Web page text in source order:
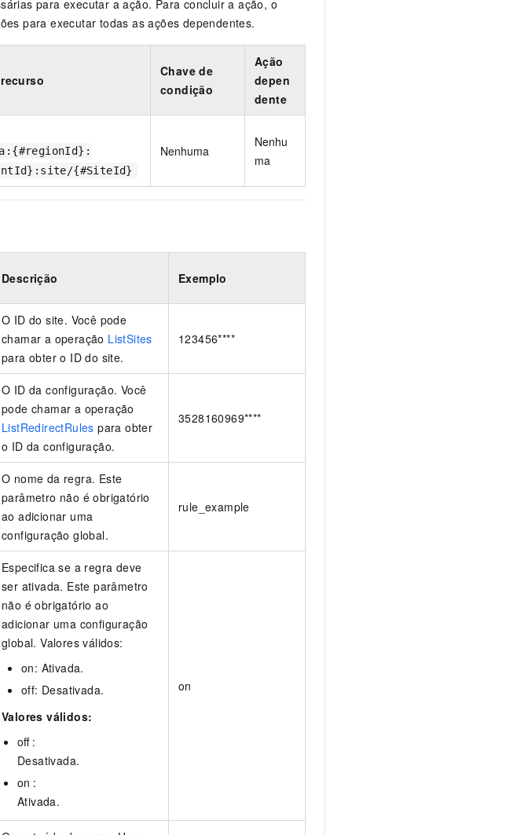
para executar a ação. Para concluir a ação, o
para executar todas as ações dependentes.
Chave de
condição
Ação
depen
dente
{#SiteId}
Nenhuma
Nenhu
ma
Descrição Exemplo
O ID do site. Você pode
chamar a operação ListSites
para obter o ID do site.
123456****
O ID da configuração. Você
pode chamar a operação
ListRedirectRules para obter
o ID da configuração.
3528160969****
O nome da regra. Este
parâmetro não é obrigatório
ao adicionar uma
configuração global.
rule_example
Especifica se a regra deve
ser ativada. Este parâmetro
não é obrigatório ao
adicionar uma configuração
global. Valores válidos:
on: Ativada.
off: Desativada.
Valores válidos:
off :
Desativada.
on :
Ativada.
on